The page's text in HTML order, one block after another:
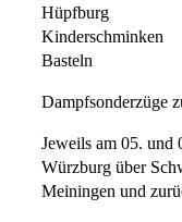
Hüpfburg
Kinderschminken
Basteln
Dampfsonderzüge
Jeweils am 05. und
Würzburg über
Meiningen und